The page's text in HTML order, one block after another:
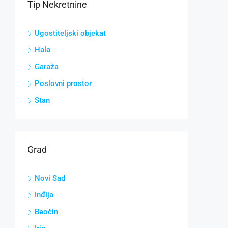
Tip Nekretnine
Ugostiteljski objekat
Hala
Garaža
Poslovni prostor
Stan
Grad
Novi Sad
Inđija
Beočin